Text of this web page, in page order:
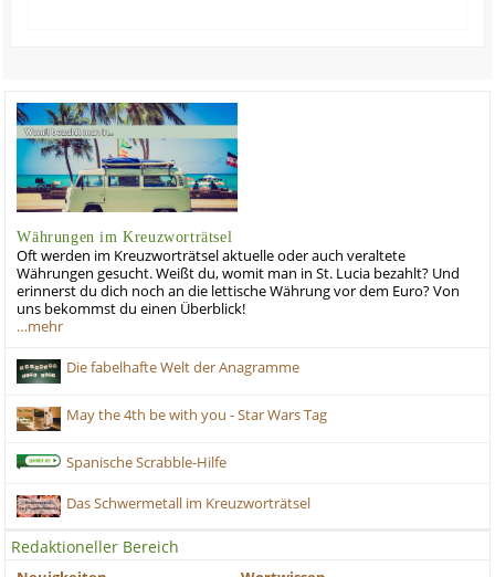
Währungen im Kreuzworträtsel
Oft werden im Kreuzworträtsel aktuelle oder auch veraltete
Währungen gesucht. Weißt du, womit man in St. Lucia bezahlt? Und
erinnerst du dich noch an die lettische Währung vor dem Euro? Von
uns bekommst du einen Überblick!
…mehr
Die fabelhafte Welt der Anagramme
May the 4th be with you - Star Wars Tag
Spanische Scrabble-Hilfe
Das Schwermetall im Kreuzworträtsel
Redaktioneller Bereich